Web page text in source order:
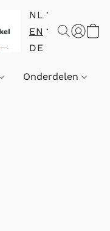
NL
EN
DE
Onderdelen